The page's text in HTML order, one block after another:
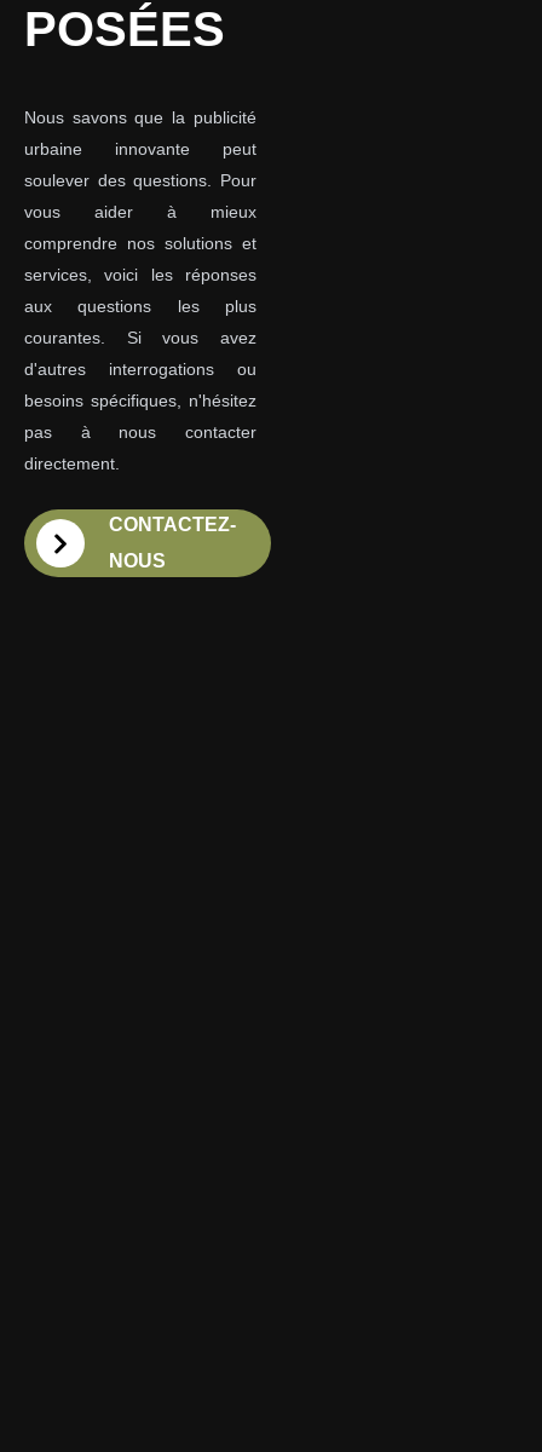
POSÉES
Nous savons que la publicité
urbaine innovante peut
soulever des questions. Pour
vous aider à mieux
comprendre nos solutions et
services, voici les réponses
aux questions les plus
courantes. Si vous avez
d'autres interrogations ou
besoins spécifiques, n'hésitez
pas à nous contacter
directement.
CONTACTEZ-
NOUS